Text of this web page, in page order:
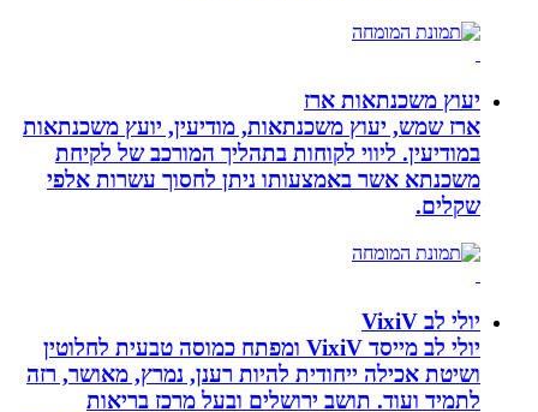
יעוץ משכנתאות ארז
ארז שמש, יעוץ משכנתאות, מודיעין, יועץ משכנתאות
במודיעין. ליווי לקוחות בתהליך המורכב של לקיחת
משכנתא אשר באמצעותו ניתן לחסוך עשרות אלפי
שקלים.
יולי לב VixiV
יולי לב מייסד VixiV ומפתח כמוסה טבעית לחלוטין
ושיטת אכילה ייחודית להיות רענן, נמרץ, מאושר, רזה
לתמיד ועוד. תושב ירושלים ובעל מרכז בריאות